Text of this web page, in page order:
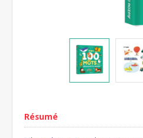
Résumé